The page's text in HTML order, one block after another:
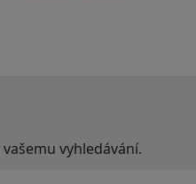
vyhledávání.